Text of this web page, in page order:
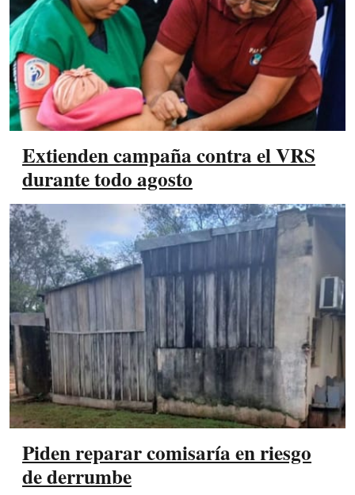
Extienden campaña contra el VRS
durante todo agosto
Piden reparar comisaría en riesgo
de derrumbe